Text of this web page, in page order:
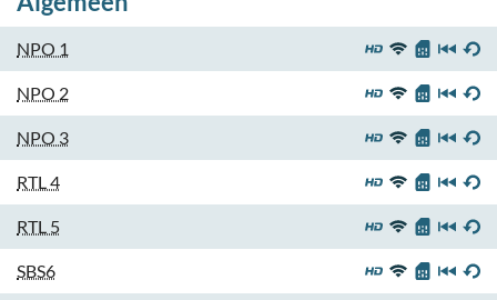
NPO 1
NPO 2
NPO 3
RTL 4
RTL 5
SBS6